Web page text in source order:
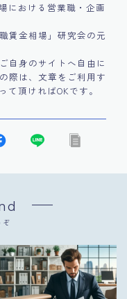
における営業職・企画
賃金相場」研究会の元
自身のサイトへ自由に
際は、文章をご利用す
頂ければOKです。
ぞ